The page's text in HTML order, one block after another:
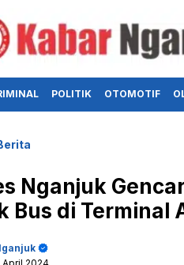
POLITIK OTOMOTIF
Nganjuk
Bus di Terminal